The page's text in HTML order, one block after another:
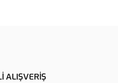
bulunuyor.
ALIŞVERİŞ